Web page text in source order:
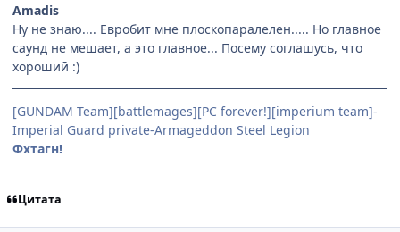
Amadis
Ну не знаю.... Евробит мне плоскопаралелен..... Но главное
саунд не мешает, а это главное... Посему соглашусь, что
хороший :)
[GUNDAM Team][battlemages][PC forever!][imperium team]-
Imperial Guard private-Armageddon Steel Legion
Фхтагн!
Цитата